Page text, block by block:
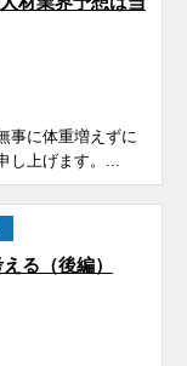
事に体重増えずに
し上げます。...
る（後編）